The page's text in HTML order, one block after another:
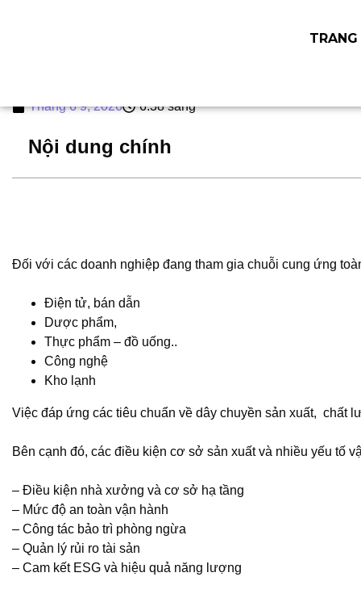
TRANG
Giải pháp Cải tạo
Tháng 6 9, 2026 6:38 sáng
Nội dung chính
Đối với các doanh nghiệp đang tham gia chuỗi cung ứng
Điện tử, bán dẫn
Dược phẩm,
Thực phẩm – đồ uống..
Công nghệ
Kho lạnh
Việc đáp ứng các tiêu chuẩn về dây chuyền sản xuất, chất
Bên cạnh đó, các điều kiện cơ sở sản xuất và nhiều yếu tố
– Điều kiện nhà xưởng và cơ sở hạ tầng
– Mức độ an toàn vận hành
– Công tác bảo trì phòng ngừa
– Quản lý rủi ro tài sản
– Cam kết ESG và hiệu quả năng lượng